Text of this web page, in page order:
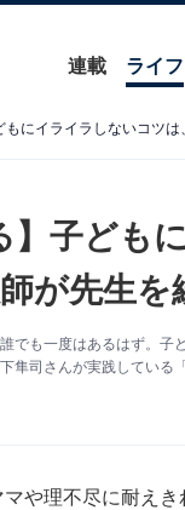
連載 ライフ
もにイライラしないコツ
】子ども
が先生
でも一度はあるはず。子
司さんが実践している
や理不尽に耐え